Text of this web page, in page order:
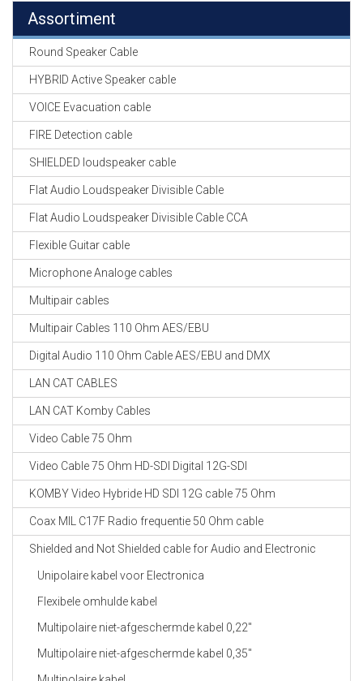
Assortiment
Round Speaker Cable
HYBRID Active Speaker cable
VOICE Evacuation cable
FIRE Detection cable
SHIELDED loudspeaker cable
Flat Audio Loudspeaker Divisible Cable
Flat Audio Loudspeaker Divisible Cable CCA
Flexible Guitar cable
Microphone Analoge cables
Multipair cables
Multipair Cables 110 Ohm AES/EBU
Digital Audio 110 Ohm Cable AES/EBU and DMX
LAN CAT CABLES
LAN CAT Komby Cables
Video Cable 75 Ohm
Video Cable 75 Ohm HD-SDI Digital 12G-SDI
KOMBY Video Hybride HD SDI 12G cable 75 Ohm
Coax MIL C17F Radio frequentie 50 Ohm cable
Shielded and Not Shielded cable for Audio and Electronic
Unipolaire kabel voor Electronica
Flexibele omhulde kabel
Multipolaire niet-afgeschermde kabel 0,22"
Multipolaire niet-afgeschermde kabel 0,35"